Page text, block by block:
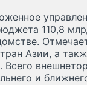
110,8
Азии, а
и